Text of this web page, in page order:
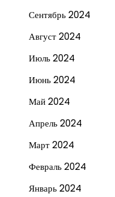
Сентябрь 2024
Август 2024
Июль 2024
Июнь 2024
Май 2024
Апрель 2024
Март 2024
Февраль 2024
Январь 2024